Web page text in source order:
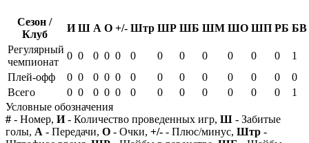
Сезон /
Клуб
И Ш А О +/- Штр ШР ШБ ШМ ШО ШП РБ БВ
Регулярный
чемпионат
0 0 0 0 0 0 0 0 0 0 0 0
1
Плей-офф
0 0 0 0 0 0 0 0 0 0 0 0
0
Всего
0 0 0 0 0 0 0 0 0 0 0 0
1
Условные обозначения
# - Номер, И- Количество проведенных игр, Ш - Забитые
голы, А - Передачи, О - Очки, +/- - Плюс/минус, Штр -